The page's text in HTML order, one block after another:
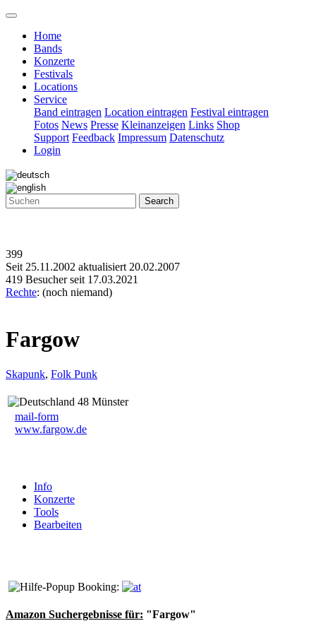
Home
Bands
Konzerte
Festivals
Locations
Service
Band eintragen Location eintragen Festival eintragen
Fotos News Presse Kleinanzeigen Links Shop
Support Feedback Impressum Datenschutz
Login
Search
399
Seit 25.11.2002 aktualisiert 20.02.2007
419 Besucher seit 17.03.2021
Rechte: (noch niemand)
Fargow
Skapunk, Folk Punk
48 Münster
mail-form
www.fargow.de
Info
Konzerte
Tools
Bearbeiten
Booking:
Amazon Suchergebnisse für: "Fargow"